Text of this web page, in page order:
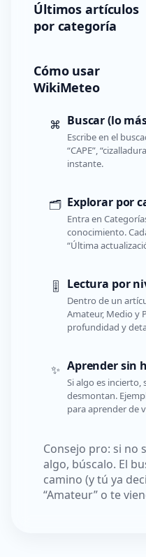
Últimos artículos
por categoría
Cómo usar
WikiMeteo
⌘ Buscar (lo
Escribe en el
“CAPE”,
instante.
🗂️ Explorar por
Entra en
conocimiento.
“Última
🎚️ Lectura por
Dentro de un
Amateur, Medio y
profundidad y
✨ Aprender sin
Si algo es incierto,
desmontan.
para aprender de
Consejo pro: si no
algo, búscalo. El
camino (y tú ya
“Amateur” o te